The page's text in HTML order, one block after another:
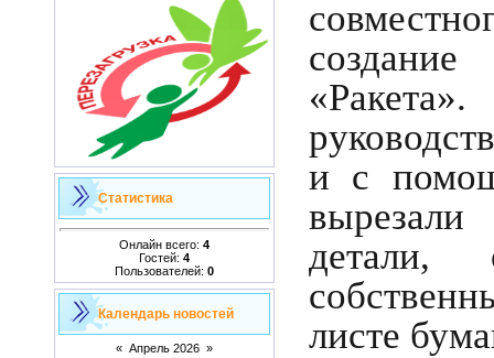
Статистика
Онлайн всего: 4
Гостей: 4
Пользователей: 0
Календарь новостей
« Апрель 2026 »
и с
детали,
листе